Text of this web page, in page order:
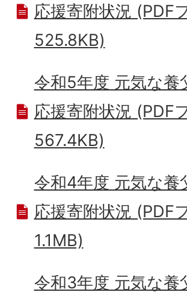
応援寄附状況 (PDF
525.8KB)
令和5年度 元気な養
応援寄附状況 (PDF
567.4KB)
令和4年度 元気な養
応援寄附状況 (PDF
1.1MB)
令和3年度 元気な養